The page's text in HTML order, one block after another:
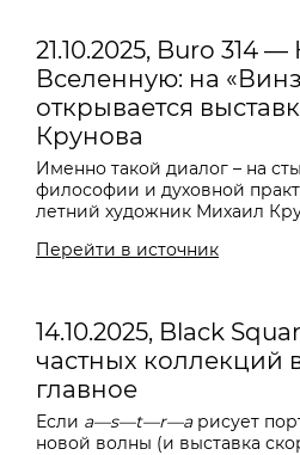
21.10.2025, Buro 314
Вселенную: на
открывается
Крунова
Именно такой диалог – на
философии и духовной
летний художник Михаил
Перейти в источник
14.10.2025, Black
частных коллекций
главное
Если a—s—t—r—aрисует
новой волны (и выставка